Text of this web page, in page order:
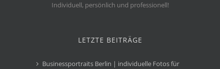
Individuell, persönlich und professionell!
LETZTE BEITRÄGE
Businessportraits Berlin | individuelle Fotos für